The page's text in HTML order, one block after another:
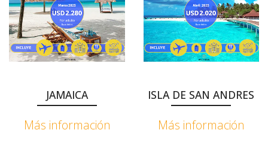
JAMAICA
Más información
ISLA DE SAN ANDRES
Más información